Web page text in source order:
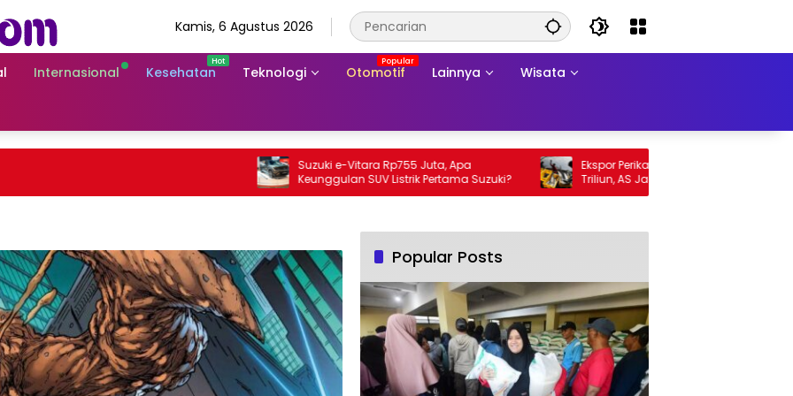
Kamis, 6 Agustus 2026
Internasional Kesehatan Teknologi Otomotif Lainnya Wisata
Suzuki e-Vitara Rp755 Juta, Apa
Keunggulan SUV Listrik Pertama Suzuki?
Ekspor Perikanan 2025 Tembus Rp105
Triliun, AS Jadi Pasar Utama
Popular Posts